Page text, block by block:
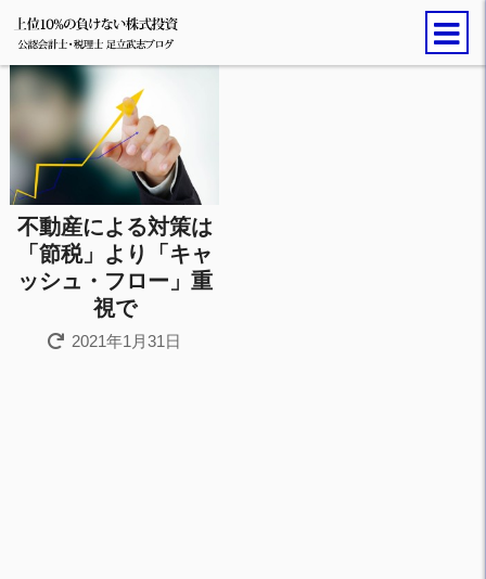
不動産による対策は
「節税」より「キャ
ッシュ・フロー」重
視で
2021年1月31日